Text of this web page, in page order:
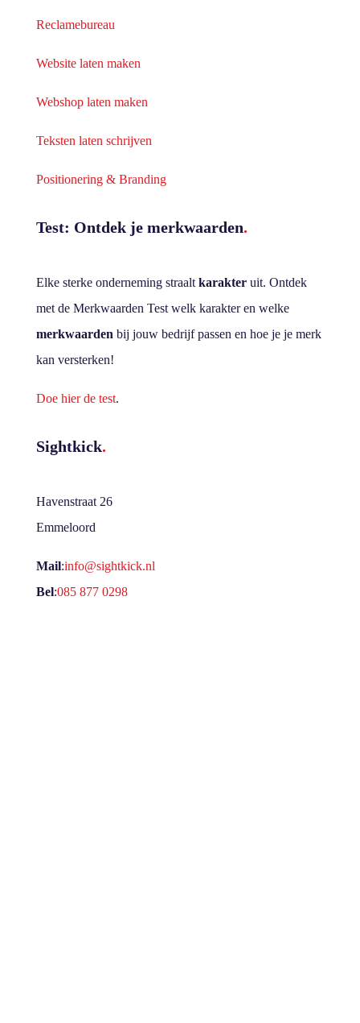
Reclamebureau
Website laten maken
Webshop laten maken
Teksten laten schrijven
Positionering & Branding
Test: Ontdek je merkwaarden.
Elke sterke onderneming straalt karakteruit. Ontdek
met de Merkwaarden Test welk karakter en welke
merkwaarden bij jouw bedrijf passen en hoe je je merk
kan versterken!
Doe hier de test.
Sightkick.
Havenstraat 26
Emmeloord
Mail:info@sightkick.nl
Bel:085 877 0298